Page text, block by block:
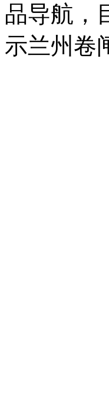
品导航，
示兰州卷